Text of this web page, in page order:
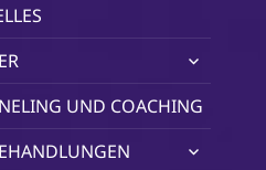
untermenü
öffnen
UND COACHING
untermenü